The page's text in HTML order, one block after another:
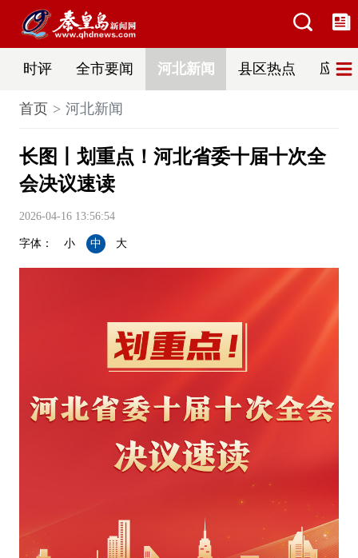
时评 全市要闻 河北新闻 县区热点 应急
首页 河北新闻
长图丨划重点！河北省委十届十次全
会决议速读
2026-04-16 13:56:54
字体： 小 中 大